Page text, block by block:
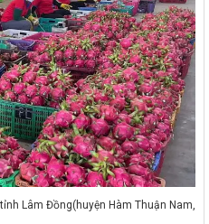
Lâm Đồng(huyện Hàm Thuận Nam,